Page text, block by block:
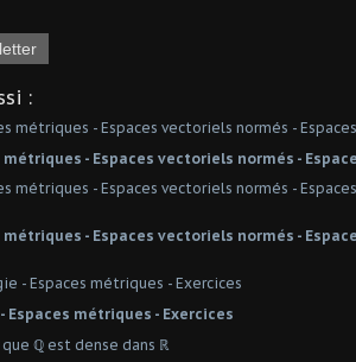
:
métriques - Espaces vectoriels normés -
métriques - Espaces vectoriels normés -
- Espaces métriques - Exercices